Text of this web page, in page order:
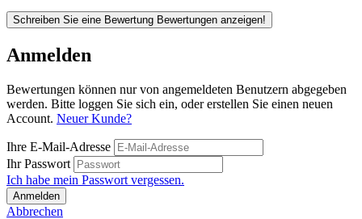
Schreiben Sie eine Bewertung Bewertungen anzeigen!
Anmelden
Bewertungen können nur von angemeldeten Benutzern abgegeben
werden. Bitte loggen Sie sich ein, oder erstellen Sie einen neuen
Account. Neuer Kunde?
Ihre E-Mail-Adresse
Ihr Passwort
Ich habe mein Passwort vergessen.
Anmelden
Abbrechen